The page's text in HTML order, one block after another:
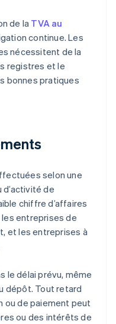
de laTVA au
continue. Les
nécessitent de la
registres et le
bonnes pratiques
selon une
de
chiffre d’affaires
entreprises de
et les entreprises à
le délai prévu, même
dépôt. Tout retard
ou de paiement peut
ou des intérêts de